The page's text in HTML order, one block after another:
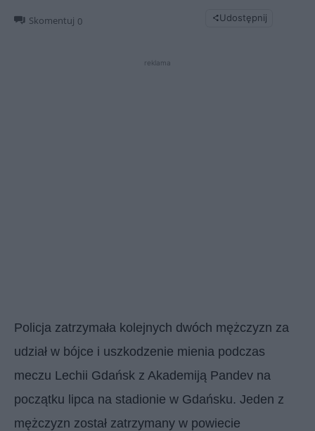
Skomentuj 0 Udostępnij
reklama
Policja zatrzymała kolejnych dwóch mężczyzn za
udział w bójce i uszkodzenie mienia podczas
meczu Lechii Gdańsk z Akademiją Pandev na
początku lipca na stadionie w Gdańsku. Jeden z
mężczyzn został zatrzymany w powiecie